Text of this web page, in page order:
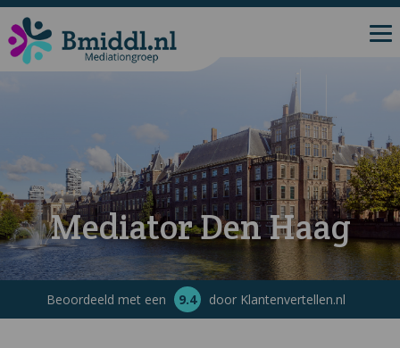
Mediator Den Haag
Beoordeeld met een 9.4 door Klantenvertellen.nl